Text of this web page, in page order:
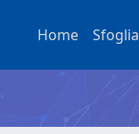
Home Sfoglia